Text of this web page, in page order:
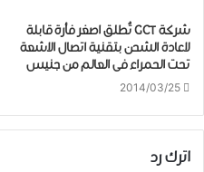
شركة GCT تُطلق اصغر فأرة قابلة
لاعادة الشحن بتقنية اتصال الاشعة
تحت الحمراء فى العالم من جنيس
2014/03/25
اترك رد